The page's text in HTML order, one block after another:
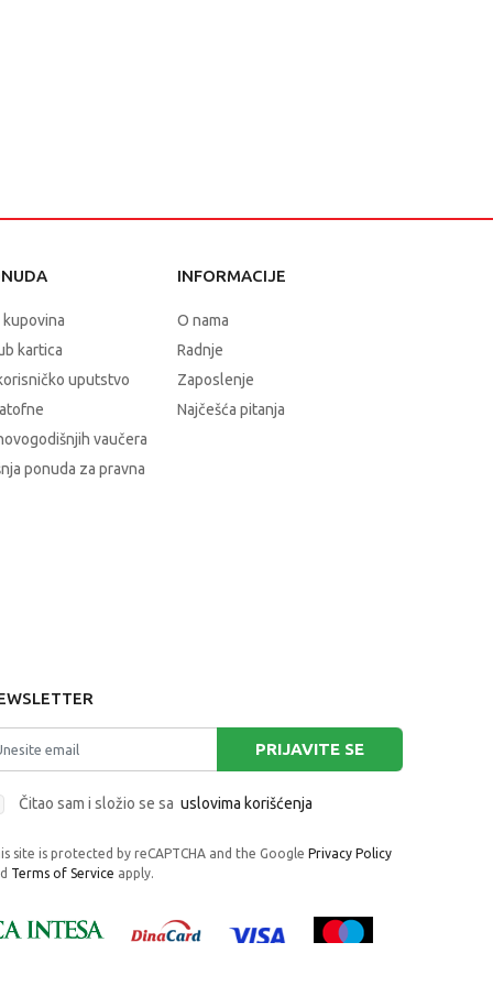
kartica
uputstvo
vaučera
ponuda za pravna
INFORMACIJE
O nama
Radnje
Zaposlenje
Najčešća pitanja
PRIJAVITE SE
Čitao sam i složio se sa uslovima korišćenja
site is protected by reCAPTCHA and the Google Privacy Policy
Terms of Service apply.